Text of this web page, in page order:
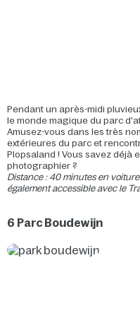
Pendant un après-midi
le monde magique du parc
Amusez-vous dans les très
extérieures du parc et
Plopsaland ! Vous savez déjà
photographier ?
Distance : 40 minutes en
également accessible avec le
6 Parc Boudewijn